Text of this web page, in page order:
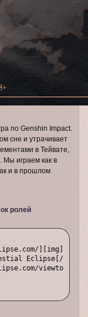
по Genshin Impact.
сне и утрачивает
в Тейвате,
Мы играем как в
и в прошлом
ролей
Eclipse[/b] —